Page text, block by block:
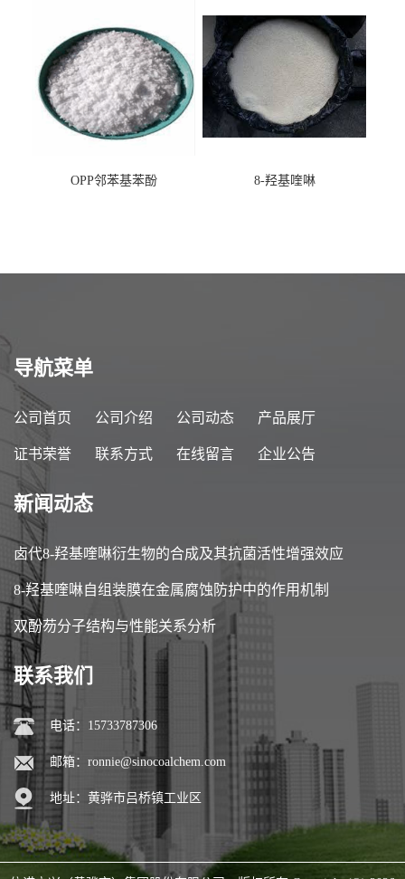
OPP邻苯基苯酚 8-羟基喹啉
导航菜单
公司首页 公司介绍 公司动态 产品展厅
证书荣誉 联系方式 在线留言 企业公告
新闻动态
卤代8-羟基喹啉衍生物的合成及其抗菌活性增强效应
8-羟基喹啉自组装膜在金属腐蚀防护中的作用机制
双酚芴分子结构与性能关系分析
联系我们
电话：15733787306
邮箱： ronnie@sinocoalchem.com
地址：黄骅市吕桥镇工业区